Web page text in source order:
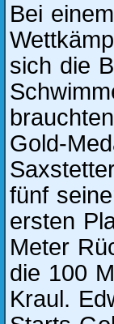
Bei
sich die
Gold-
fünf
ersten
Meter
die 100
Kraul.